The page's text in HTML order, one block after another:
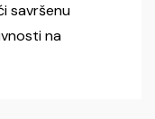
savršenu
na